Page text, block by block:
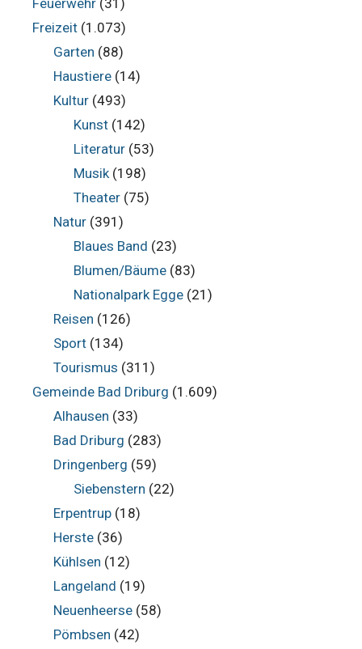
Freizeit (1.073)
Garten (88)
Haustiere(14)
Kultur(493)
Kunst (142)
Literatur (53)
Musik (198)
Theater (75)
Natur(391)
Blaues Band (23)
Blumen/Bäume (83)
Nationalpark Egge (21)
Reisen (126)
Sport(134)
Tourismus (311)
Gemeinde Bad Driburg (1.609)
Alhausen (33)
Bad Driburg (283)
Dringenberg (59)
Siebenstern (22)
Erpentrup(18)
Herste(36)
Kühlsen (12)
Langeland (19)
Neuenheerse(58)
Pömbsen (42)